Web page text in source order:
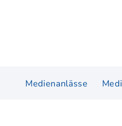
Medienanlässe